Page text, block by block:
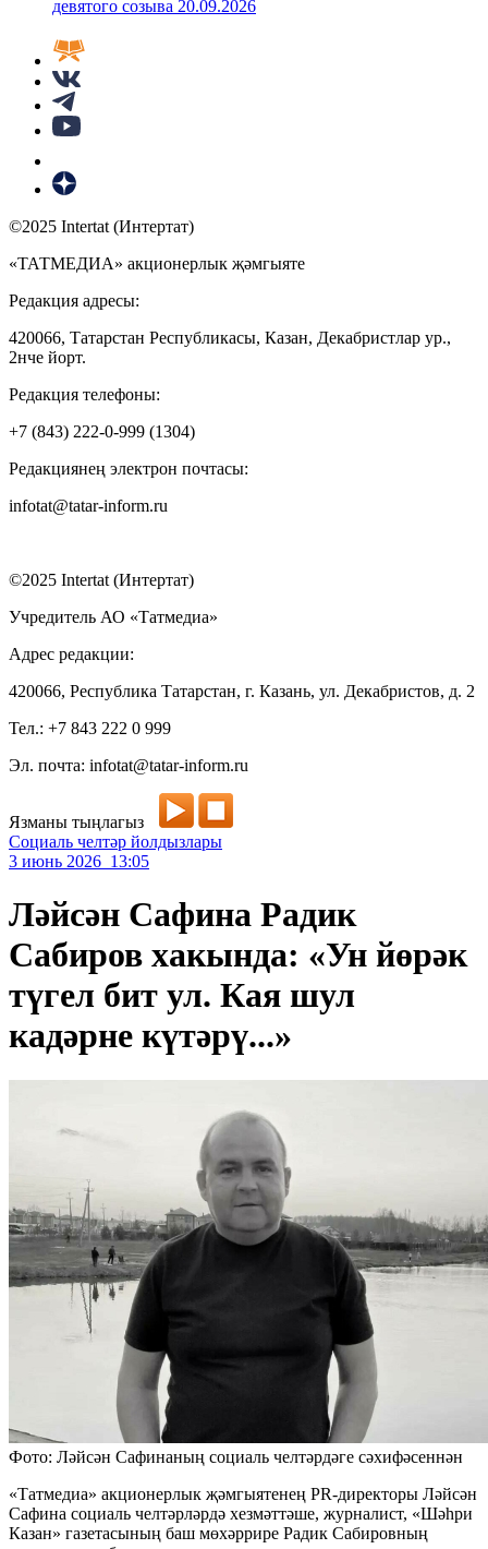
девятого созыва 20.09.2026
©2025 Intertat (Интертат)
«ТАТМЕДИА» акционерлык җәмгыяте
Редакция адресы:
420066, Татарстан Республикасы, Казан, Декабристлар ур.,
2нче йорт.
Редакция телефоны:
+7 (843) 222-0-999 (1304)
Редакциянең электрон почтасы:
infotat@tatar-inform.ru
©2025 Intertat (Интертат)
Учредитель АО «Татмедиа»
Адрес редакции:
420066, Республика Татарстан, г. Казань, ул. Декабристов, д. 2
Тел.: +7 843 222 0 999
Эл. почта: infotat@tatar-inform.ru
Язманы тыңлагыз
Социаль челтәр йолдызлары
3 июнь 2026 13:05
Ләйсән Сафина Радик
Сабиров хакында: «Ун йөрәк
түгел бит ул. Кая шул
кадәрне күтәрү...»
Фото: Ләйсән Сафинаның социаль челтәрдәге сәхифәсеннән
«Татмедиа» акционерлык җәмгыятенең PR-директоры Ләйсән
Сафина социаль челтәрләрдә хезмәттәше, журналист, «Шәһри
Казан» газетасының баш мөхәррире Радик Сабировның